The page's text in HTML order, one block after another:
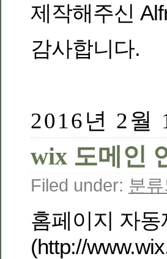
제작해주신
감사합니다.
2016년 2월
wix 도메인
Filed under: 분
홈페이지 자
(http://